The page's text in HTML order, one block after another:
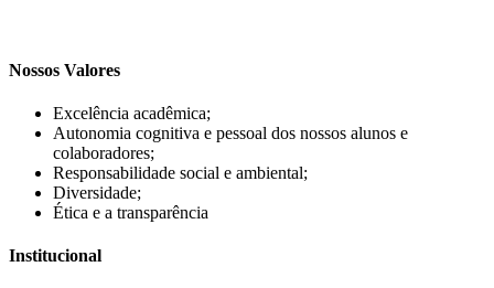
Nossos Valores
Excelência acadêmica;
Autonomia cognitiva e pessoal dos nossos alunos e
colaboradores;
Responsabilidade social e ambiental;
Diversidade;
Ética e a transparência
Institucional